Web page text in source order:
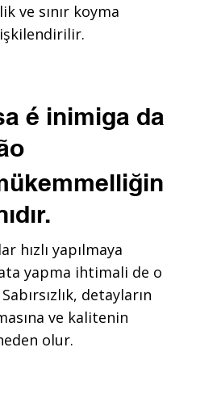
ve sınır koyma
é inimiga da
hızlı yapılmaya
yapma ihtimali de o
detayların
ve kalitenin
olur.